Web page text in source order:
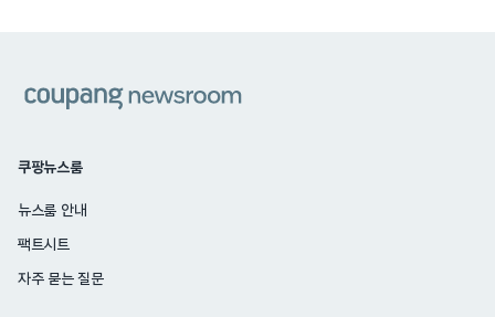
쿠팡뉴스룸
뉴스룸 안내
팩트시트
자주 묻는 질문